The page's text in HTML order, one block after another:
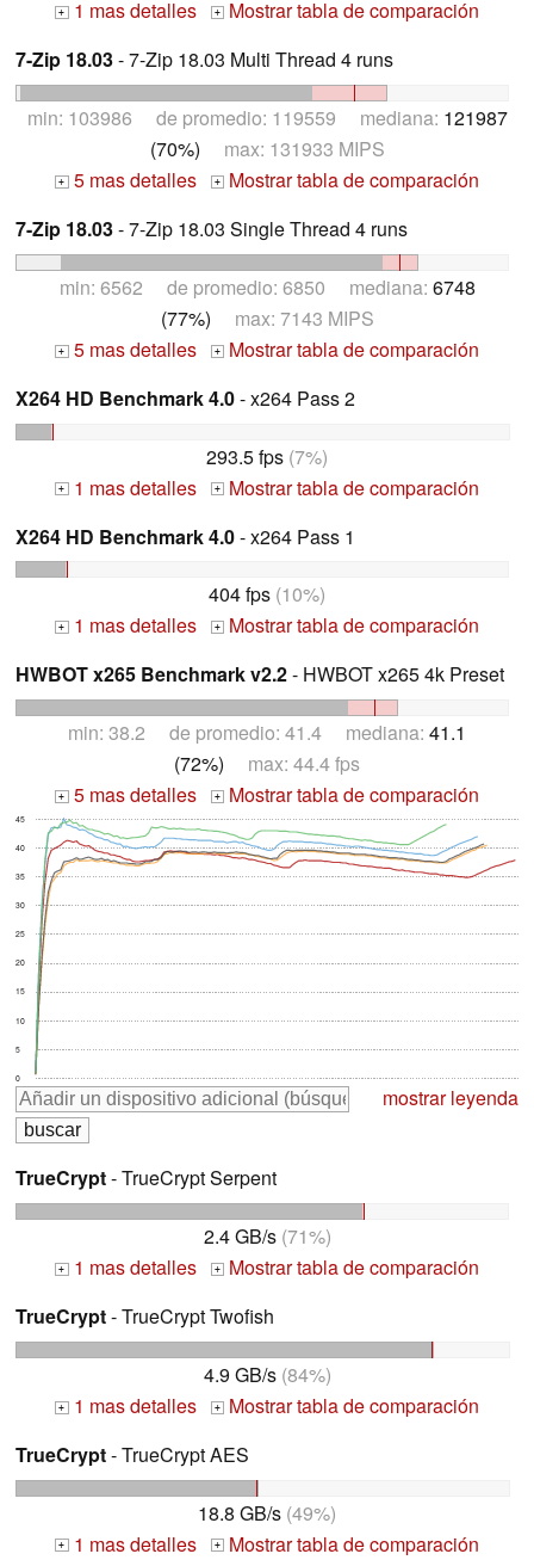
+ 1 mas detalles +
Mostrar tabla de comparación
7-Zip 18.03- 7-Zip 18.03 Multi Thread 4 runs
min: 103986 de promedio: 119559 mediana: 121987
(70%) max: 131933 MIPS
+ 5 mas detalles +
Mostrar tabla de comparación
7-Zip 18.03- 7-Zip 18.03 Single Thread 4 runs
min: 6562 de promedio: 6850 mediana: 6748
(77%) max: 7143 MIPS
+ 5 mas detalles +
Mostrar tabla de comparación
X264 HD Benchmark 4.0- x264 Pass 2
293.5 fps (7%)
+ 1 mas detalles +
Mostrar tabla de comparación
X264 HD Benchmark 4.0- x264 Pass 1
404 fps (10%)
+ 1 mas detalles +
Mostrar tabla de comparación
HWBOT x265 Benchmark v2.2- HWBOT x265 4k Preset
min: 38.2 de promedio: 41.4 mediana: 41.1
(72%) max: 44.4 fps
+ 5 mas detalles + Mostrar tabla de comparación
0
5
10
15
20
25
30
35
40
45
mostrar leyenda
TrueCrypt- TrueCrypt Serpent
2.4 GB/s(71%)
+ 1 mas detalles +
Mostrar tabla de comparación
TrueCrypt- TrueCrypt Twofish
4.9 GB/s(84%)
+ 1 mas detalles +
Mostrar tabla de comparación
TrueCrypt- TrueCrypt AES
18.8 GB/s (49%)
+ 1 mas detalles +
Mostrar tabla de comparación